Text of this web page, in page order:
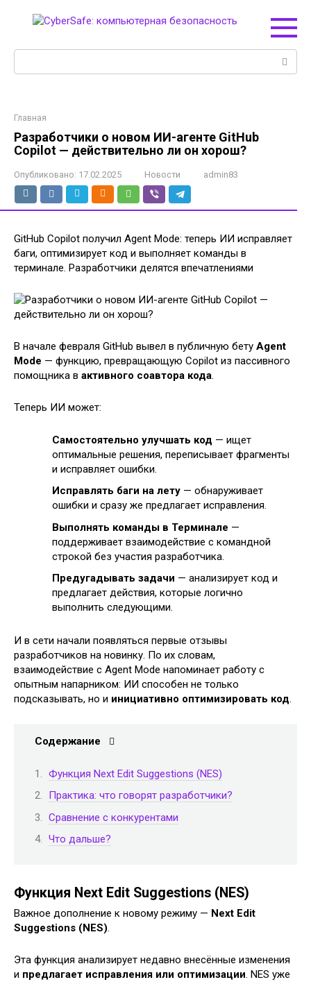
Главная
Разработчики о новом ИИ-агенте GitHub
Copilot — действительно ли он хорош?
Опубликовано: 17.02.2025 Новости admin83
GitHub Copilot получил Agent Mode: теперь ИИ исправляет
баги, оптимизирует код и выполняет команды в
терминале. Разработчики делятся впечатлениями
В начале февраля GitHub вывел в публичную бету Agent
Mode — функцию, превращающую Copilot из пассивного
помощника в активного соавтора кода.
Теперь ИИ может:
Самостоятельно улучшать код — ищет
оптимальные решения, переписывает фрагменты
и исправляет ошибки.
Исправлять баги на лету — обнаруживает
ошибки и сразу же предлагает исправления.
Выполнять команды в Терминале —
поддерживает взаимодействие с командной
строкой без участия разработчика.
Предугадывать задачи — анализирует код и
предлагает действия, которые логично
выполнить следующими.
И в сети начали появляться первые отзывы
разработчиков на новинку. По их словам,
взаимодействие с Agent Mode напоминает работу с
опытным напарником: ИИ способен не только
подсказывать, но и инициативно оптимизировать код.
Содержание
Функция Next Edit Suggestions (NES)
Практика: что говорят разработчики?
Сравнение с конкурентами
Что дальше?
Функция Next Edit Suggestions (NES)
Важное дополнение к новому режиму — Next Edit
Suggestions (NES).
Эта функция анализирует недавно внесённые изменения
и предлагает исправления или оптимизации. NES уже